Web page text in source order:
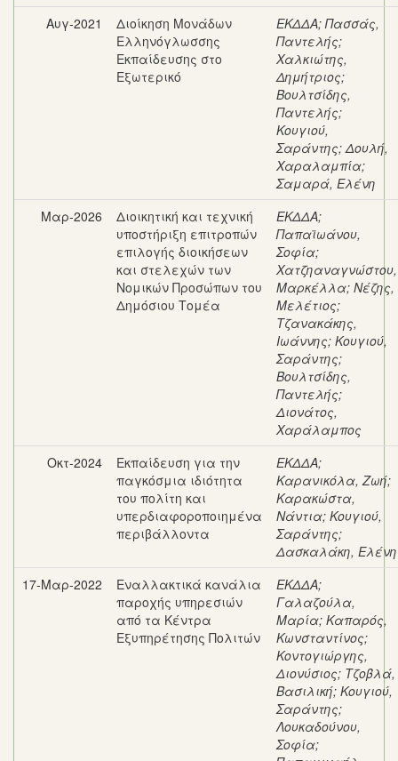
Αυγ-2021
Διοίκηση Μονάδων
Ελληνόγλωσσης
Εκπαίδευσης στο
Εξωτερικό
ΕΚΔΔΑ;Πασσάς,
Παντελής;
Χαλκιώτης,
Δημήτριος;
Βουλτσίδης,
Παντελής;
Κουγιού,
Σαράντης;Δουλή,
Χαραλαμπία;
Σαμαρά, Ελένη
Μαρ-2026
Διοικητική και τεχνική
υποστήριξη επιτροπών
επιλογής διοικήσεων
και στελεχών των
Νομικών Προσώπων του
Δημόσιου Τομέα
ΕΚΔΔΑ;
Παπαϊωάνου,
Σοφία;
Χατζηαναγνώστου,
Μαρκέλλα; Νέζης,
Μελέτιος;
Τζανακάκης,
Ιωάννης; Κουγιού,
Σαράντης;
Βουλτσίδης,
Παντελής;
Διονάτος,
Χαράλαμπος
Οκτ-2024
Εκπαίδευση για την
παγκόσμια ιδιότητα
του πολίτη και
υπερδιαφοροποιημένα
περιβάλλοντα
ΕΚΔΔΑ;
Καρανικόλα, Ζωή;
Καρακώστα,
Νάντια; Κουγιού,
Σαράντης;
Δασκαλάκη, Ελένη
17-Μαρ-2022
Εναλλακτικά κανάλια
παροχής υπηρεσιών
από τα Κέντρα
Εξυπηρέτησης Πολιτών
ΕΚΔΔΑ;
Γαλαζούλα,
Μαρία; Καπαρός,
Κωνσταντίνος;
Κοντογιώργης,
Διονύσιος; Τζοβλά,
Βασιλική; Κουγιού,
Σαράντης;
Λουκαδούνου,
Σοφία;